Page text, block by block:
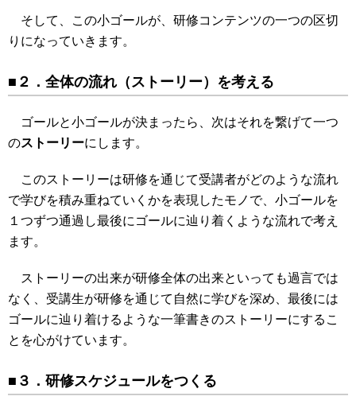
そして、この小ゴールが、研修コンテンツの一つの区切
りになっていきます。
■２．全体の流れ（ストーリー）を考える
ゴールと小ゴールが決まったら、次はそれを繋げて一つ
のストーリーにします。
このストーリーは研修を通じて受講者がどのような流れ
で学びを積み重ねていくかを表現したモノで、小ゴールを
１つずつ通過し最後にゴールに辿り着くような流れで考え
ます。
ストーリーの出来が研修全体の出来といっても過言では
なく、受講生が研修を通じて自然に学びを深め、最後には
ゴールに辿り着けるような一筆書きのストーリーにするこ
とを心がけています。
■３．研修スケジュールをつくる